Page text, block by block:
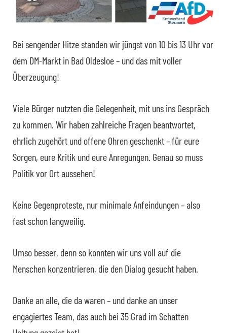
Bei sengender Hitze standen wir jüngst von 10 bis 13 Uhr vor
dem DM-Markt in Bad Oldesloe – und das mit voller
Überzeugung!
Viele Bürger nutzten die Gelegenheit, mit uns ins Gespräch
zu kommen. Wir haben zahlreiche Fragen beantwortet,
ehrlich zugehört und offene Ohren geschenkt – für eure
Sorgen, eure Kritik und eure Anregungen. Genau so muss
Politik vor Ort aussehen!
Keine Gegenproteste, nur minimale Anfeindungen – also
fast schon langweilig.
Umso besser, denn so konnten wir uns voll auf die
Menschen konzentrieren, die den Dialog gesucht haben.
Danke an alle, die da waren – und danke an unser
engagiertes Team, das auch bei 35 Grad im Schatten